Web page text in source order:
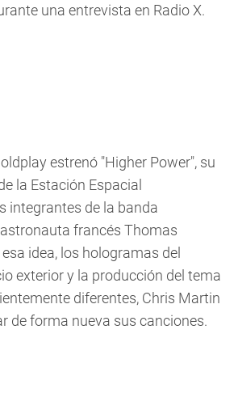
una entrevista en Radio X.
estrenó "Higher Power", su
la Estación Espacial
integrantes de la banda
francés Thomas
idea, los hologramas del
exterior y la producción del tema
diferentes, Chris Martin
de forma nueva sus canciones.